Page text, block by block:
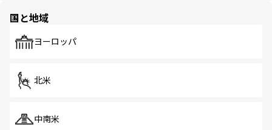
で、ホーカーズは地元の風情を楽しめる外せないスポット
国と地域
ヨーロッパ
北米
中南米